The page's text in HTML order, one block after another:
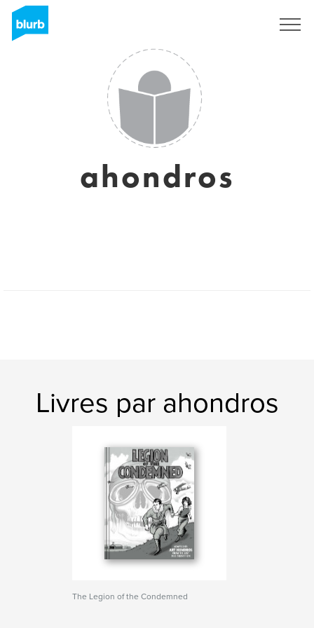
ahondros
Livres par ahondros
The Legion of the Condemned